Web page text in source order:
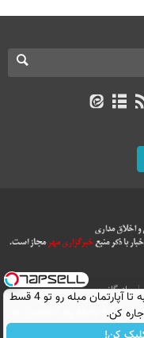
بازرگانی
All Content by Mehr News
Attribution
اجاره‌ قسطی ویلا! از کلبه تا آپارتمان مبله رو تو 4 قسط
کن.